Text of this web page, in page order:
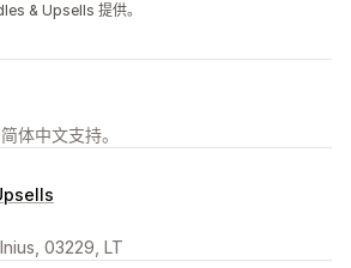
& Upsells 提供。
体中文支持。
03229, LT